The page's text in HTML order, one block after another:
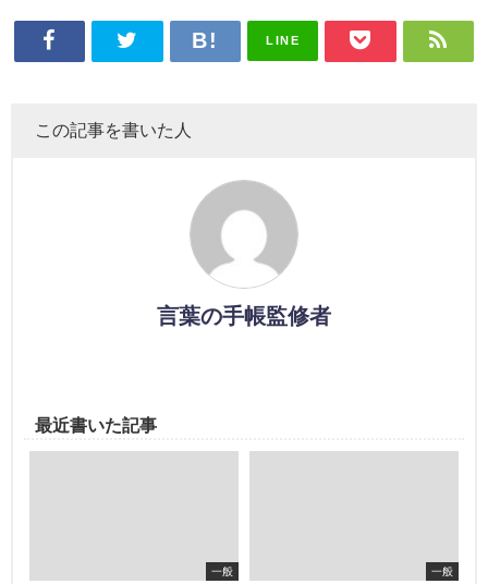
LINE
この記事を書いた人
言葉の手帳監修者
最近書いた記事
一般 一般